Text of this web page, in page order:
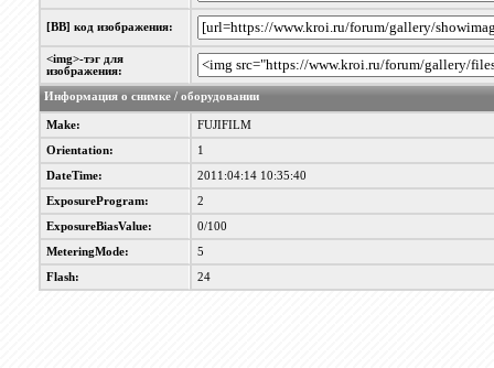
[BB] код изображения:
<img>-тэг для
изображения:
Информация о снимке / оборудовании
Make: FUJIFILM
Orientation: 1
DateTime: 2011:04:14 10:35:40
ExposureProgram: 2
ExposureBiasValue: 0/100
MeteringMode: 5
Flash: 24